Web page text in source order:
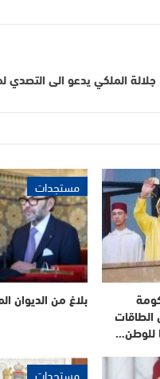
جلالة الملكي يدعو الى التصدي
الطاقات
للوطن…
مستجدات
بلاغ من الديوان
مستجدات